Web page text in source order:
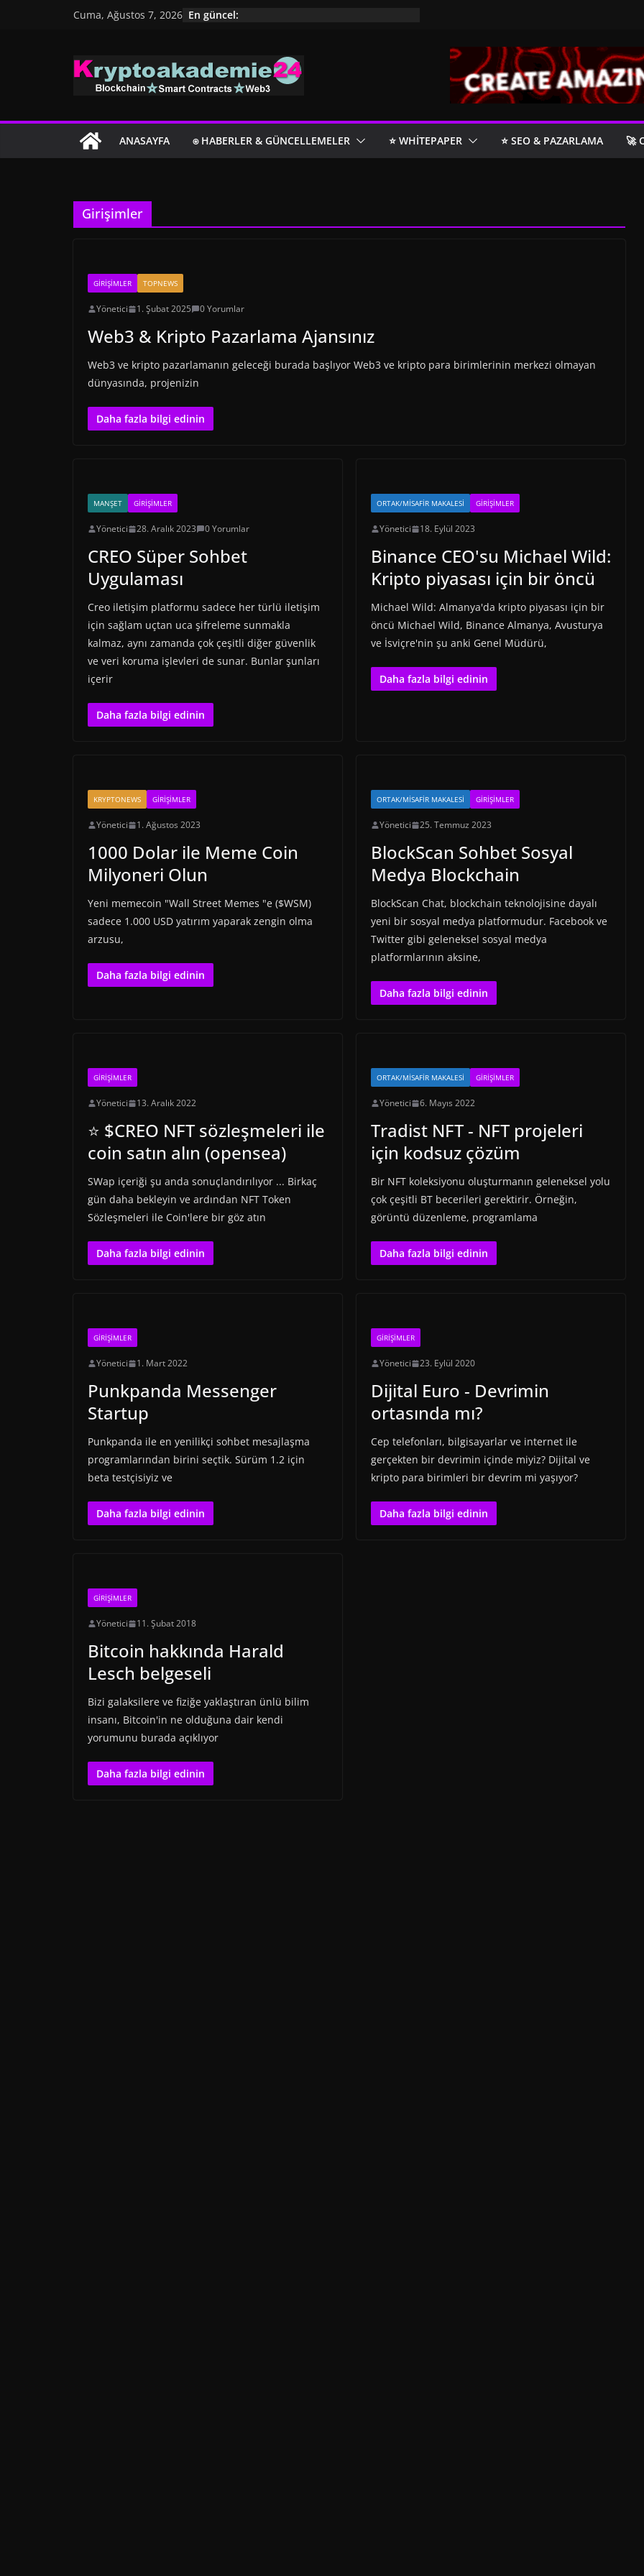
Cuma, Ağustos 7, 2026 En güncel:
ANASAYFA ⍟ HABERLER & GÜNCELLEMELER ⭐️ WHITEPAPER ⭐️ SEO & PAZARLAMA 🚀
Girişimler
GIRIŞIMLER TOPNEWS
Yönetici 1. Şubat 2025 0 Yorumlar
Web3 & Kripto Pazarlama Ajansınız
Web3 ve kripto pazarlamanın geleceği burada başlıyor Web3 ve kripto para birimlerinin merkezi olmayan
dünyasında, projenizin
Daha fazla bilgi edinin
MANŞET GIRIŞIMLER
Yönetici 28. Aralık 2023 0 Yorumlar
CREO Süper Sohbet
Uygulaması
Creo iletişim platformu sadece her türlü iletişim
için sağlam uçtan uca şifreleme sunmakla
kalmaz, aynı zamanda çok çeşitli diğer güvenlik
ve veri koruma işlevleri de sunar. Bunlar şunları
içerir
Daha fazla bilgi edinin
ORTAK/MISAFIR MAKALESI GIRIŞIMLER
Yönetici 18. Eylül 2023
Binance CEO'su Michael Wild:
Kripto piyasası için bir öncü
Michael Wild: Almanya'da kripto piyasası için bir
öncü Michael Wild, Binance Almanya, Avusturya
ve İsviçre'nin şu anki Genel Müdürü,
Daha fazla bilgi edinin
KRYPTONEWS GIRIŞIMLER
Yönetici 1. Ağustos 2023
1000 Dolar ile Meme Coin
Milyoneri Olun
Yeni memecoin "Wall Street Memes "e ($WSM)
sadece 1.000 USD yatırım yaparak zengin olma
arzusu,
Daha fazla bilgi edinin
ORTAK/MISAFIR MAKALESI GIRIŞIMLER
Yönetici 25. Temmuz 2023
BlockScan Sohbet Sosyal
Medya Blockchain
BlockScan Chat, blockchain teknolojisine dayalı
yeni bir sosyal medya platformudur. Facebook ve
Twitter gibi geleneksel sosyal medya
platformlarının aksine,
Daha fazla bilgi edinin
GIRIŞIMLER
Yönetici 13. Aralık 2022
⭐ $CREO NFT sözleşmeleri ile
coin satın alın (opensea)
SWap içeriği şu anda sonuçlandırılıyor ... Birkaç
gün daha bekleyin ve ardından NFT Token
Sözleşmeleri ile Coin'lere bir göz atın
Daha fazla bilgi edinin
ORTAK/MISAFIR MAKALESI GIRIŞIMLER
Yönetici 6. Mayıs 2022
Tradist NFT - NFT projeleri
için kodsuz çözüm
Bir NFT koleksiyonu oluşturmanın geleneksel yolu
çok çeşitli BT becerileri gerektirir. Örneğin,
görüntü düzenleme, programlama
Daha fazla bilgi edinin
GIRIŞIMLER
Yönetici 1. Mart 2022
Punkpanda Messenger
Startup
Punkpanda ile en yenilikçi sohbet mesajlaşma
programlarından birini seçtik. Sürüm 1.2 için
beta testçisiyiz ve
Daha fazla bilgi edinin
GIRIŞIMLER
Yönetici 23. Eylül 2020
Dijital Euro - Devrimin
ortasında mı?
Cep telefonları, bilgisayarlar ve internet ile
gerçekten bir devrimin içinde miyiz? Dijital ve
kripto para birimleri bir devrim mi yaşıyor?
Daha fazla bilgi edinin
GIRIŞIMLER
Yönetici 11. Şubat 2018
Bitcoin hakkında Harald
Lesch belgeseli
Bizi galaksilere ve fiziğe yaklaştıran ünlü bilim
insanı, Bitcoin'in ne olduğuna dair kendi
yorumunu burada açıklıyor
Daha fazla bilgi edinin